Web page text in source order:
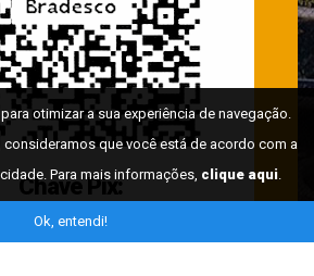
Chave Pix:
10950890000156
otimizar a sua experiência de navegação.
que você está de acordo com a
Para mais informações, clique aqui.
Ok, entendi!